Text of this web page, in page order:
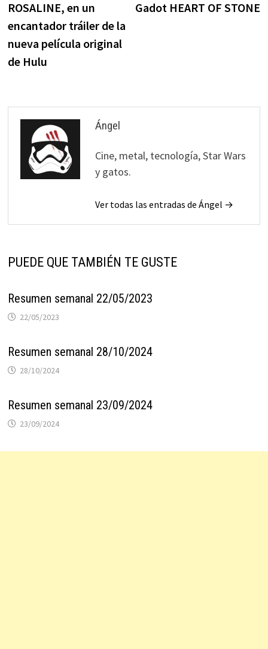
ROSALINE, en un
encantador tráiler de la
nueva película original
de Hulu
Gadot HEART OF STONE
Ángel
Cine, metal, tecnología, Star Wars
y gatos.
Ver todas las entradas de Ángel →
PUEDE QUE TAMBIÉN TE GUSTE
Resumen semanal 22/05/2023
22/05/2023
Resumen semanal 28/10/2024
28/10/2024
Resumen semanal 23/09/2024
23/09/2024